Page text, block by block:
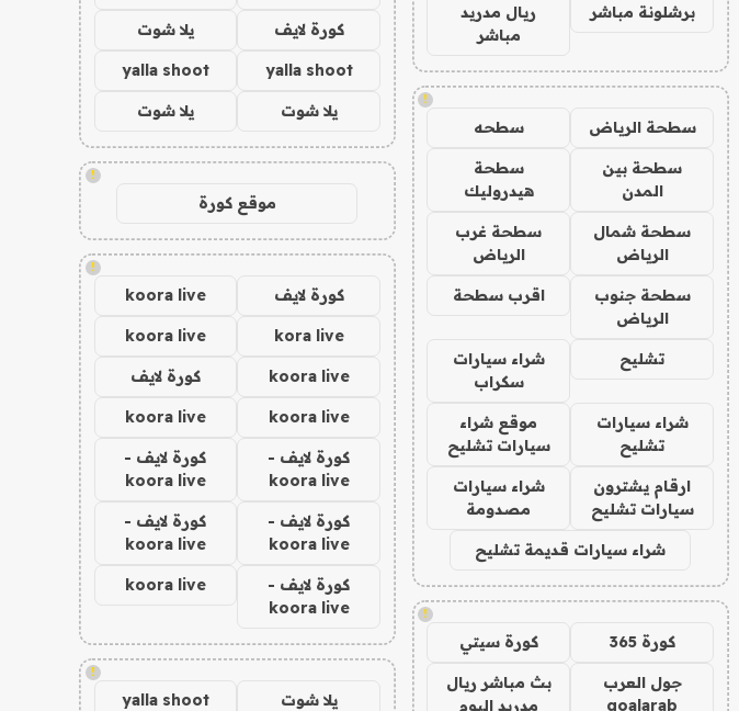
برشلونة مباشر
ريال مدريد
مباشر
!
سطحة الرياض سطحه
سطحة بين
المدن
سطحة
هيدروليك
سطحة شمال
الرياض
سطحة غرب
الرياض
سطحة جنوب
الرياض
اقرب سطحة
تشليح
شراء سيارات
سكراب
شراء سيارات
تشليح
موقع شراء
سيارات تشليح
ارقام يشترون
سيارات تشليح
شراء سيارات
مصدومة
شراء سيارات قديمة تشليح
!
كورة 365 كورة سيتي
جول العرب
goalarab
بث مباشر ريال
مدريد اليوم
كورة لايف يلا شوت
yalla shoot
yalla shoot
يلا شوت يلا شوت
!
موقع كورة
!
كورة لايف koora live
kora live
koora live
koora live كورة لايف
koora live
koora live
كورة لايف -
koora live
كورة لايف -
koora live
كورة لايف -
koora live
كورة لايف -
koora live
كورة لايف -
koora live
koora live
!
يلا شوت yalla shoot